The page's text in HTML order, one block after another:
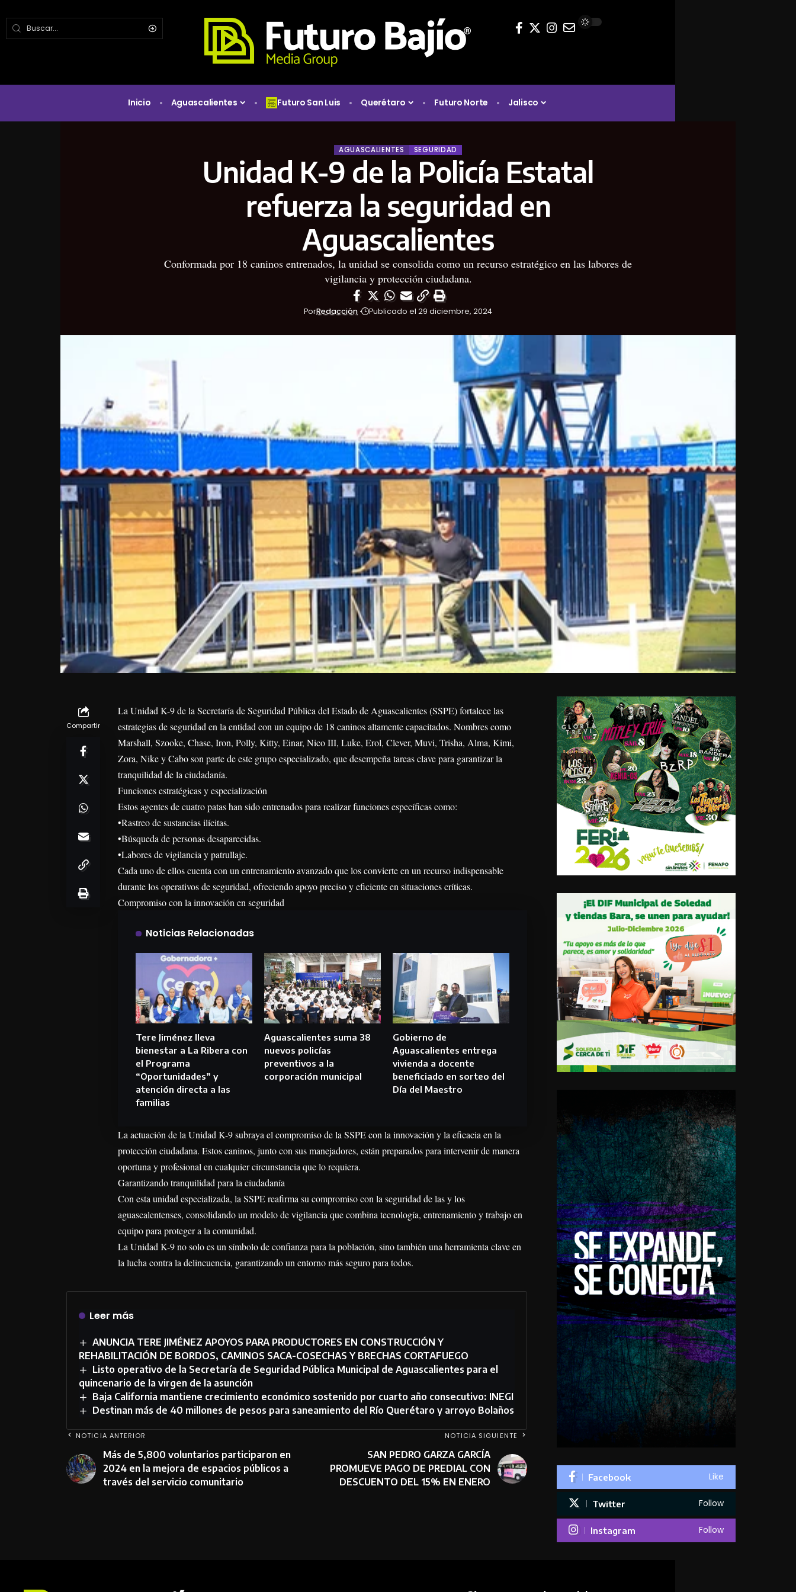
Inicio Aguascalientes Futuro San Luis Querétaro Futuro Norte Jalisco
AGUASCALIENTES SEGURIDAD
Unidad K-9 de la Policía Estatal
refuerza la seguridad en
Aguascalientes
Conformada por 18 caninos entrenados, la unidad se consolida como un recurso estratégico en las labores de
vigilancia y protección ciudadana.
PorRedacción Publicado el 29 diciembre, 2024
Compartir
La Unidad K-9 de la Secretaría de Seguridad Pública del Estado de Aguascalientes (SSPE) fortalece las
estrategias de seguridad en la entidad con un equipo de 18 caninos altamente capacitados. Nombres como
Marshall, Szooke, Chase, Iron, Polly, Kitty, Einar, Nico III, Luke, Erol, Clever, Muvi, Trisha, Alma, Kimi,
Zora, Nike y Cabo son parte de este grupo especializado, que desempeña tareas clave para garantizar la
tranquilidad de la ciudadanía.
Funciones estratégicas y especialización
Estos agentes de cuatro patas han sido entrenados para realizar funciones específicas como:
•Rastreo de sustancias ilícitas.
•Búsqueda de personas desaparecidas.
•Labores de vigilancia y patrullaje.
Cada uno de ellos cuenta con un entrenamiento avanzado que los convierte en un recurso indispensable
durante los operativos de seguridad, ofreciendo apoyo preciso y eficiente en situaciones críticas.
Compromiso con la innovación en seguridad
Noticias Relacionadas
Tere Jiménez lleva
bienestar a La Ribera con
el Programa
“Oportunidades” y
atención directa a las
familias
Aguascalientes suma 38
nuevos policías
preventivos a la
corporación municipal
Gobierno de
Aguascalientes entrega
vivienda a docente
beneficiado en sorteo del
Día del Maestro
La actuación de la Unidad K-9 subraya el compromiso de la SSPE con la innovación y la eficacia en la
protección ciudadana. Estos caninos, junto con sus manejadores, están preparados para intervenir de manera
oportuna y profesional en cualquier circunstancia que lo requiera.
Garantizando tranquilidad para la ciudadanía
Con esta unidad especializada, la SSPE reafirma su compromiso con la seguridad de las y los
aguascalentenses, consolidando un modelo de vigilancia que combina tecnología, entrenamiento y trabajo en
equipo para proteger a la comunidad.
La Unidad K-9 no solo es un símbolo de confianza para la población, sino también una herramienta clave en
la lucha contra la delincuencia, garantizando un entorno más seguro para todos.
Leer más
ANUNCIA TERE JIMÉNEZ APOYOS PARA PRODUCTORES EN CONSTRUCCIÓN Y
REHABILITACIÓN DE BORDOS, CAMINOS SACA-COSECHAS Y BRECHAS CORTAFUEGO
Listo operativo de la Secretaría de Seguridad Pública Municipal de Aguascalientes para el
quincenario de la virgen de la asunción
Baja California mantiene crecimiento económico sostenido por cuarto año consecutivo: INEGI
Destinan más de 40 millones de pesos para saneamiento del Río Querétaro y arroyo Bolaños
NOTICIA ANTERIOR
Más de 5,800 voluntarios participaron en
2024 en la mejora de espacios públicos a
través del servicio comunitario
NOTICIA SIGUIENTE
SAN PEDRO GARZA GARCÍA
PROMUEVE PAGO DE PREDIAL CON
DESCUENTO DEL 15% EN ENERO
Facebook Like
Twitter Follow
Instagram Follow